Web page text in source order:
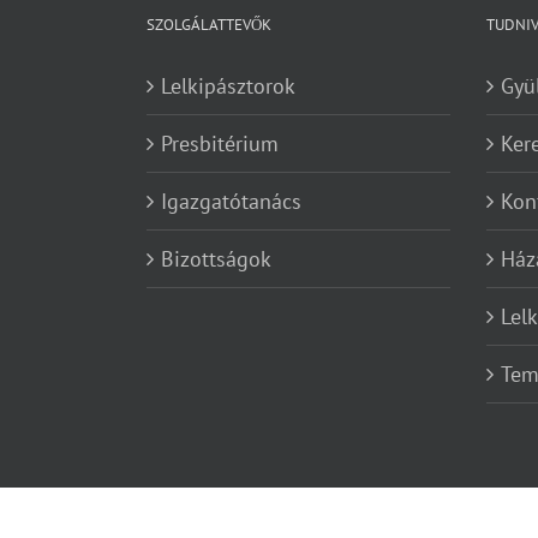
SZOLGÁLATTEVŐK
Lelkipásztorok
Presbitérium
Igazgatótanács
Bizottságok